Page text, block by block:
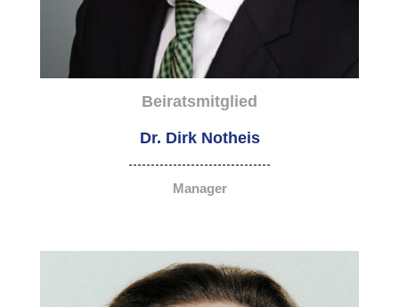
Beiratsmitglied
Dr. Dirk Notheis
Manager